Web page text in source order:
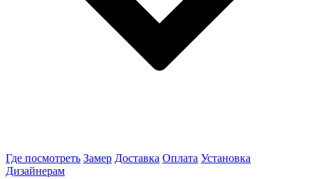
Где посмотреть Замер Доставка Оплата Установка
Дизайнерам